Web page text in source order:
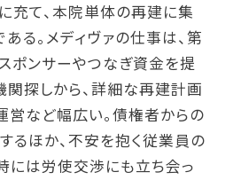
充て、本院単体の再建に集
る。メディヴァの仕事は、第
ポンサーやつなぎ資金を提
関探しから、詳細な再建計画
営など幅広い。債権者からの
るほか、不安を抱く従業員の
には労使交渉にも立ち会っ